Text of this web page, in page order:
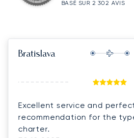
BASÉ SUR 2 302 AVIS
Bratislava
Excellent service and
recommendation for the
charter.